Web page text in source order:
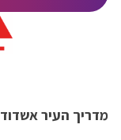
מדריך העיר אשדוד